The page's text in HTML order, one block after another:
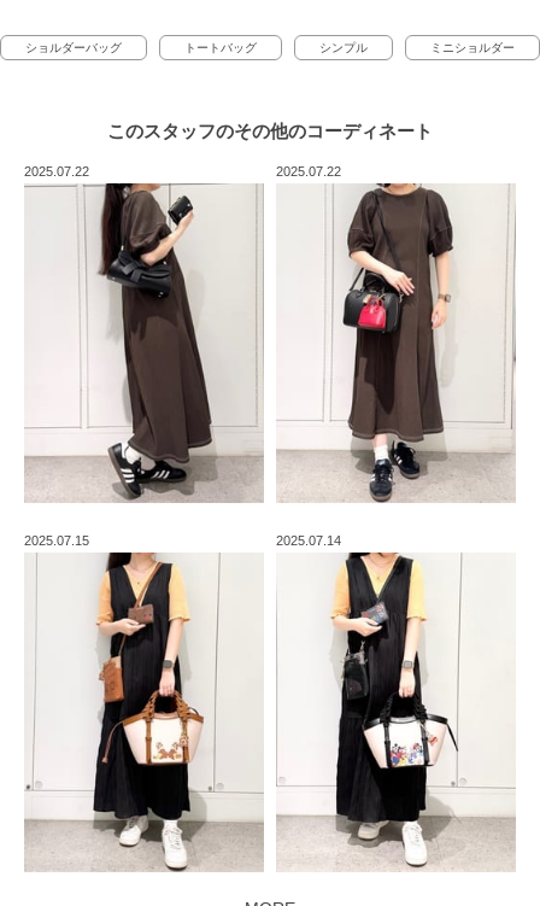
ショルダーバッグ トートバッグ シンプル ミニショルダー
このスタッフのその他のコーディネート
2025.07.22 2025.07.22
2025.07.15 2025.07.14